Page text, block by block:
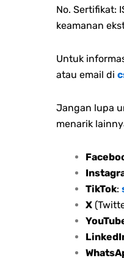
No. Sertifikat:
keamanan
Untuk
atau email di
Jangan lupa
menarik
TikTok:
X